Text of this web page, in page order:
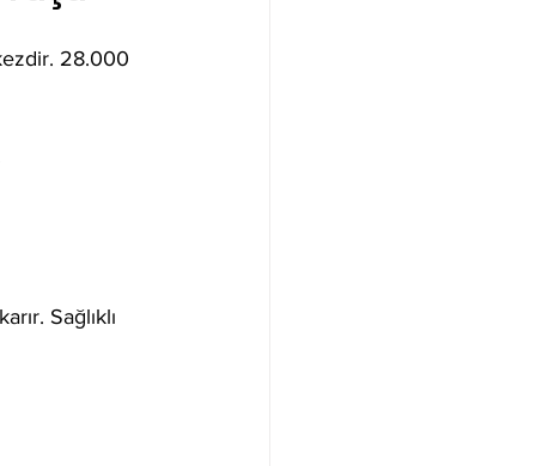
28.000
Sağlıklı